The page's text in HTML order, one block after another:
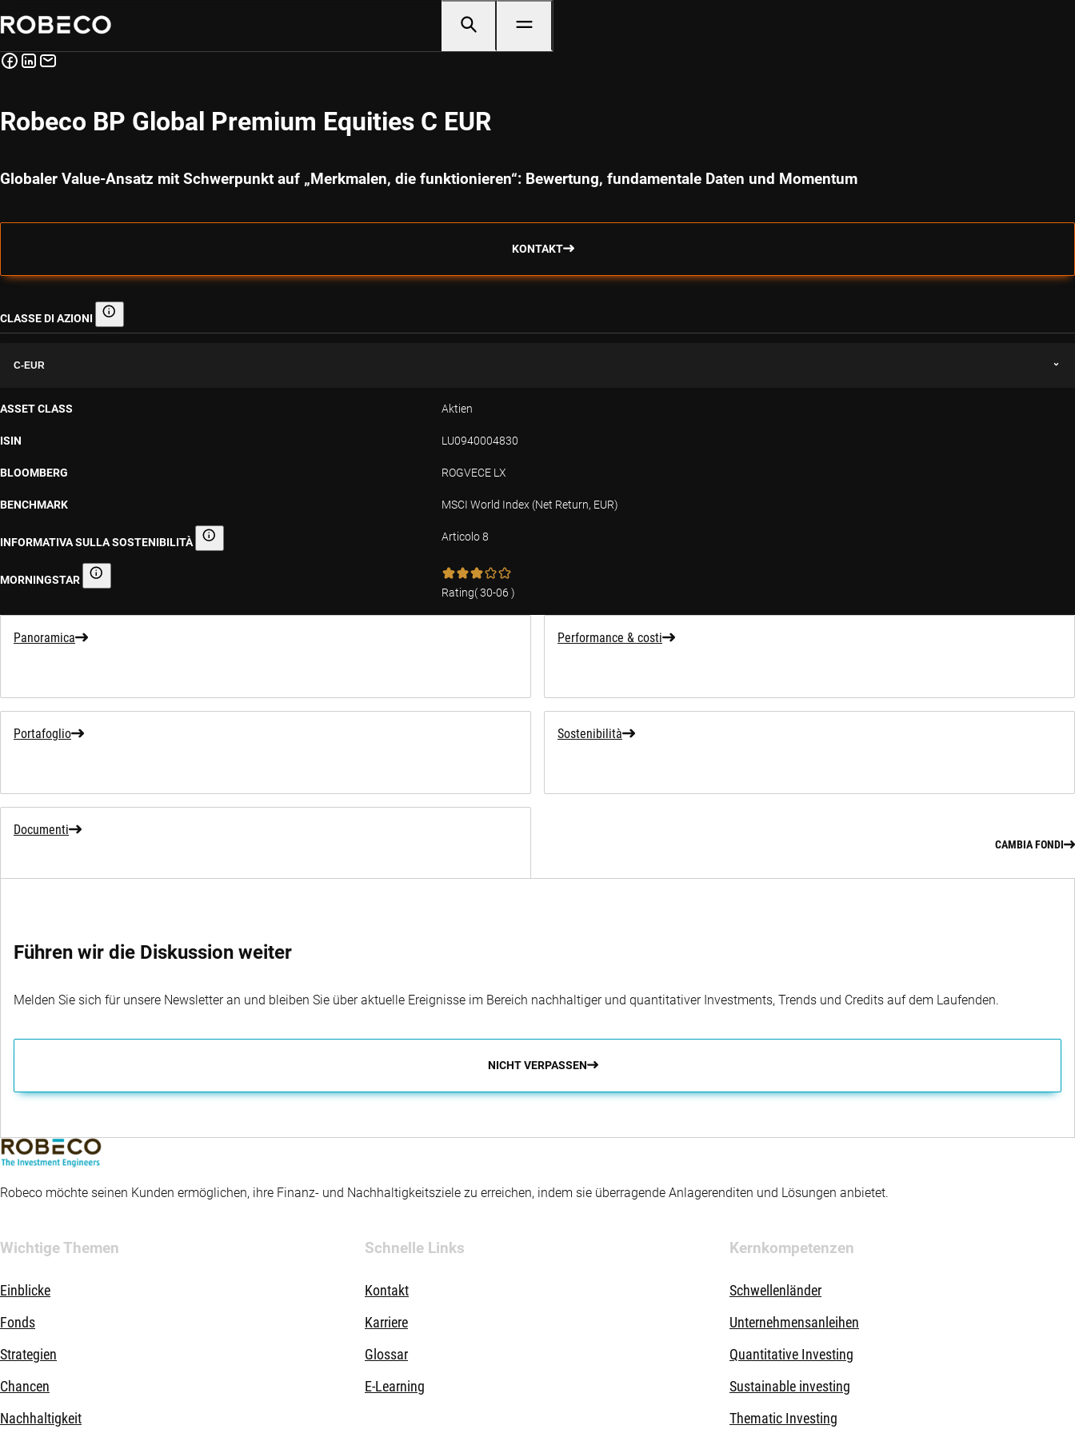
Robeco BP Global Premium Equities C EUR
Globaler Value-Ansatz mit Schwerpunkt auf „Merkmalen, die funktionieren“: Bewertung, fundamentale Daten und Momentum
KONTAKT
CLASSE DI AZIONI Classe di azioni
C-EUR
ASSET CLASS Aktien
ISIN LU0940004830
BLOOMBERG ROGVECE LX
BENCHMARK MSCI World Index (Net Return, EUR)
INFORMATIVA SULLA SOSTENIBILITÀ Informativa sulla sostenibilità Articolo 8
MORNINGSTAR Morningstar
Rating(30-06 )
Panoramica Performance & costi
Portafoglio Sostenibilità
Documenti
CAMBIA FONDI
Führen wir die Diskussion weiter
Melden Sie sich für unsere Newsletter an und bleiben Sie über aktuelle Ereignisse im Bereich nachhaltiger und quantitativer Investments, Trends und Credits auf dem Laufenden.
NICHT VERPASSEN
Robeco möchte seinen Kunden ermöglichen, ihre Finanz- und Nachhaltigkeitsziele zu erreichen, indem sie überragende Anlagerenditen und Lösungen anbietet.
Wichtige Themen
Einblicke
Fonds
Strategien
Chancen
Nachhaltigkeit
Schnelle Links
Kontakt
Karriere
Glossar
E-Learning
Kernkompetenzen
Schwellenländer
Unternehmensanleihen
Quantitative Investing
Sustainable investing
Thematic Investing